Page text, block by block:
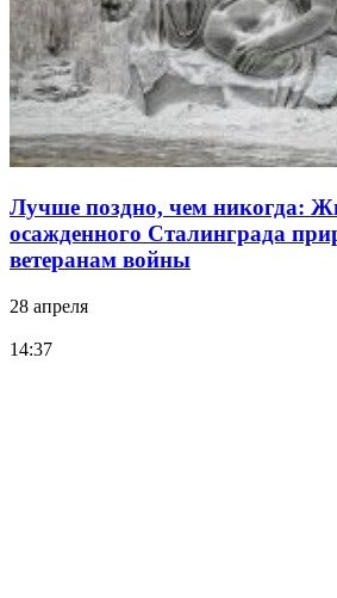
Лучше поздно, чем никогда:
осажденного Сталинграда
ветеранам войны
28 апреля
14:37